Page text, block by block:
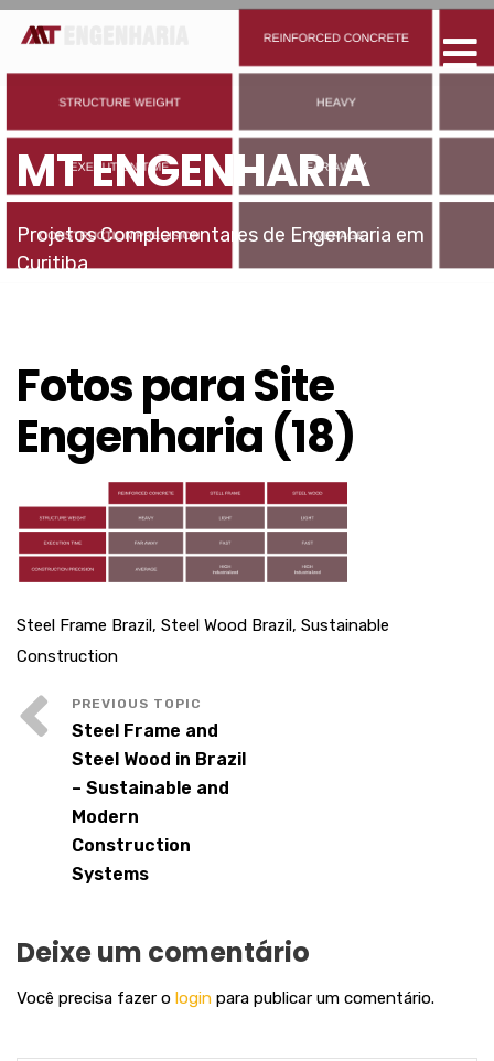
MT ENGENHARIA
Projetos Complementares de Engenharia em
Curitiba
Fotos para Site
Engenharia (18)
Steel Frame Brazil, Steel Wood Brazil, Sustainable
Construction
Steel Frame and
Steel Wood in Brazil
– Sustainable and
Modern
Construction
Systems
Deixe um comentário
Você precisa fazer o login para publicar um comentário.